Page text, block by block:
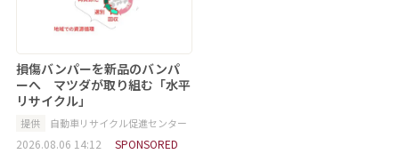
損傷バンパーを新品のバンパ
ーへ マツダが取り組む「水平
リサイクル」
提供 自動車リサイクル促進センター
2026.08.06 14:12 SPONSORED